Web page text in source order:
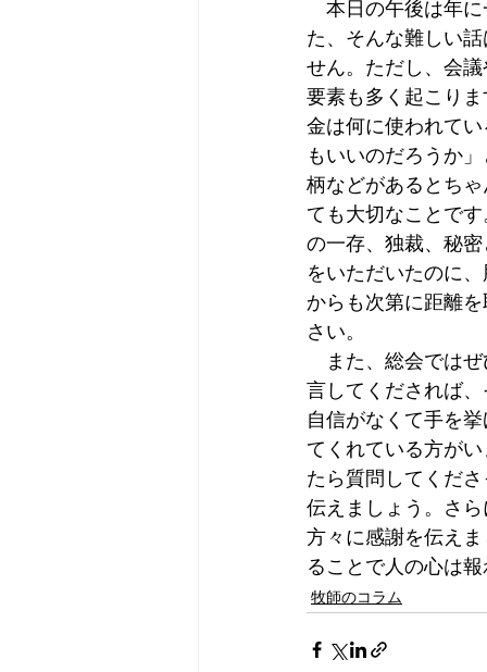
2023年牧師のコラム 創世記
エレミヤ書 ホセア書
ヨハネの福音書 使徒の働き
本日の午後は年に
た、そんな難しい
せん。ただし、会
要素も多く起こり
金は何に使われて
もいいのだろうか
柄などがあるとち
ても大切なことで
の一存、独裁、秘
をいただいたのに
からも次第に距離
さい。
また、総会ではぜ
言してくだされば
自信がなくて手を
てくれている方が
たら質問してくだ
伝えましょう。さ
方々に感謝を伝え
ることで人の心は
牧師のコラム